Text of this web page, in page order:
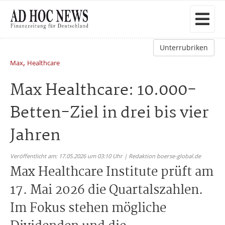
Unterrubriken
Max, Healthcare
Max Healthcare: 10.000-
Betten-Ziel in drei bis vier
Jahren
Veröffentlicht am: 17.05.2026 um 03:10 Uhr | Redaktion boerse-global.de
Max Healthcare Institute prüft am
17. Mai 2026 die Quartalszahlen.
Im Fokus stehen mögliche